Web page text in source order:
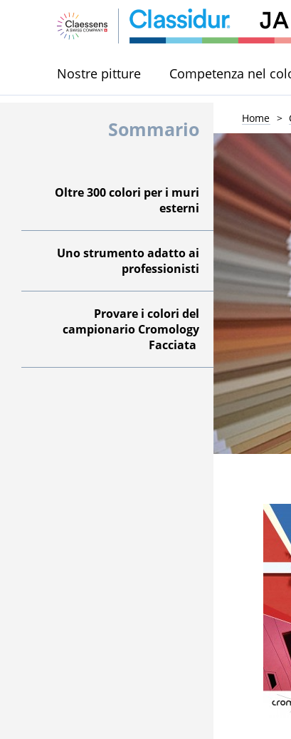
Nostre pitture Competenza nel
Sommario
Oltre 300 colori per i muri
esterni
Uno strumento adatto ai
professionisti
Provare i colori del
campionario Cromology
Facciata
Home